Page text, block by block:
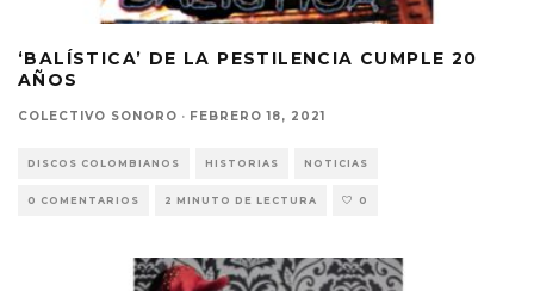
‘BALÍSTICA’ DE LA PESTILENCIA CUMPLE 20
AÑOS
COLECTIVO SONORO · FEBRERO 18, 2021
DISCOS COLOMBIANOS HISTORIAS NOTICIAS
0 COMENTARIOS 2 MINUTO DE LECTURA 0